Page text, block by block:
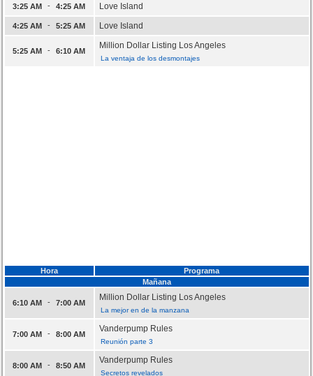
3:25 AM - 4:25 AM Love Island
4:25 AM - 5:25 AM Love Island
5:25 AM - 6:10 AM
Million Dollar Listing Los Angeles
La ventaja de los desmontajes
Hora
Programa
Mañana
6:10 AM - 7:00 AM
Million Dollar Listing Los Angeles
La mejor en de la manzana
7:00 AM - 8:00 AM
Vanderpump Rules
Reunión parte 3
8:00 AM - 8:50 AM
Vanderpump Rules
Secretos revelados